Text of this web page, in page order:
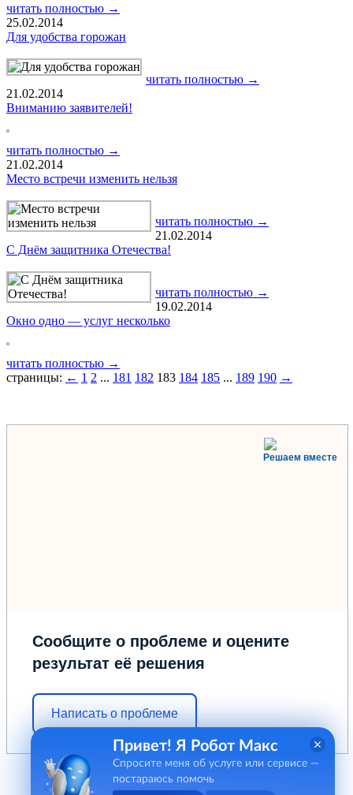
читать полностью →
25.02.2014
Для удобства горожан
читать полностью →
21.02.2014
Вниманию заявителей!
читать полностью →
21.02.2014
Место встречи изменить нельзя
читать полностью →
21.02.2014
С Днём защитника Отечества!
читать полностью →
19.02.2014
Окно одно — услуг несколько
читать полностью →
страницы: ← 1 2 ... 181 182 183 184 185 ... 189 190 →
Решаем вместе
Сообщите о проблеме и оцените
результат её решения
Написать о проблеме
Привет! Я Робот Макс
Спросите меня об услуге или сервисе —
постараюсь помочь